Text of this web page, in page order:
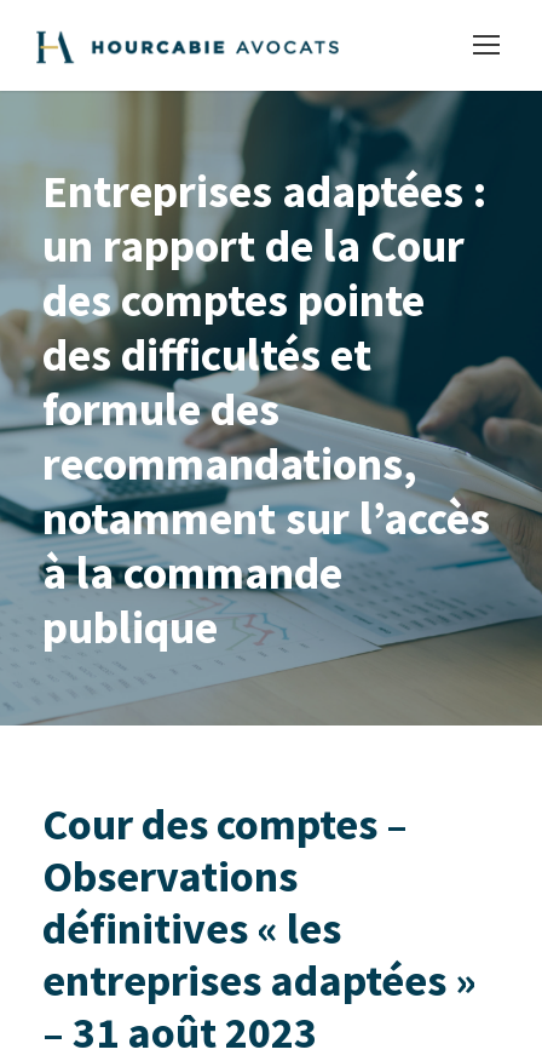
Entreprises adaptées :
un rapport de la Cour
des comptes pointe
des difficultés et
formule des
recommandations,
notamment sur l’accès
à la commande
publique
Cour des comptes –
Observations
définitives « les
entreprises adaptées »
– 31 août 2023